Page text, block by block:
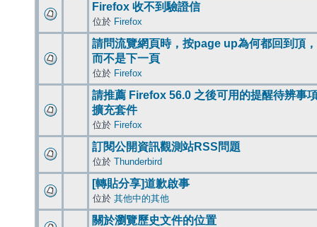
Firefox 收不到驗證信
位於 Firefox
請問流覽網頁時，按page up為何都回到頂，
而不是下一頁
位於 Firefox
請推薦 Firefox 56.0 之後可用的提醒待辨事
擴充套件
位於 Firefox
訂閱公開資訊觀測站RSS問題
位於 Thunderbird
[轉貼分享]道歉啟事
位於 其他中的其他
關於瀏覽歷史文件的位置